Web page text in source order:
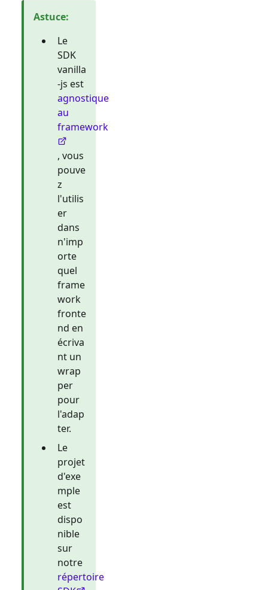
Astuce:
Le
SDK
vanilla
-js est
agnostique
au
framework
, vous
pouve
z
l'utilis
er
dans
n'imp
orte
quel
frame
work
fronte
nd en
écriva
nt un
wrap
per
pour
l'adap
ter.
Le
projet
d'exe
mple
est
dispo
nible
sur
notre
répertoire